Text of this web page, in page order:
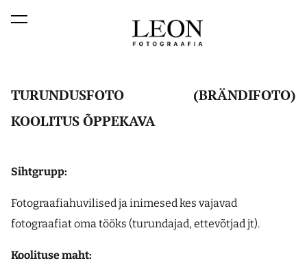
lisati ostukorvi. Vaata ostukorvi
TURUNDUSFOTO (BRÄNDIFOTO)
KOOLITUS ÕPPEKAVA
Sihtgrupp:
Fotograafiahuvilised ja inimesed kes vajavad
fotograafiat oma tööks (turundajad, ettevõtjad jt).
Koolituse maht: